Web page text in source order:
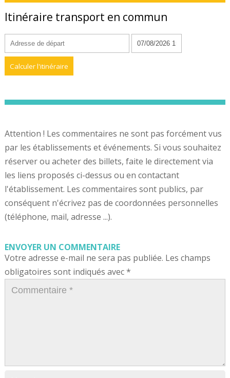
Itinéraire transport en commun
Attention ! Les commentaires ne sont pas forcément vus
par les établissements et événements. Si vous souhaitez
réserver ou acheter des billets, faite le directement via
les liens proposés ci-dessus ou en contactant
l'établissement. Les commentaires sont publics, par
conséquent n'écrivez pas de coordonnées personnelles
(téléphone, mail, adresse ...).
ENVOYER UN COMMENTAIRE
Votre adresse e-mail ne sera pas publiée. Les champs
obligatoires sont indiqués avec*